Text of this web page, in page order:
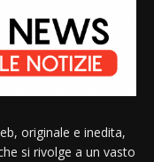
originale e inedita,
si rivolge a un vasto